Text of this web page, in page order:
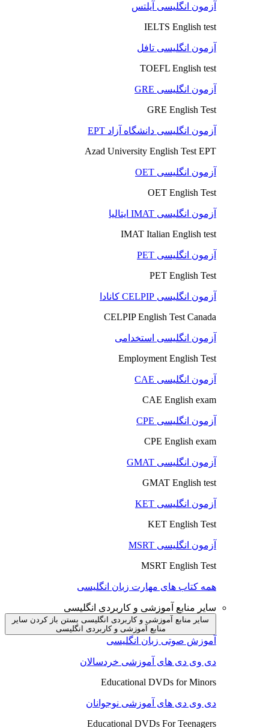
آزمون انگلیسی آیلتس
IELTS English test
آزمون انگلیسی تافل
TOEFL English test
آزمون انگلیسی GRE
GRE English Test
آزمون انگلیسی دانشگاه آزاد EPT
Azad University English Test EPT
آزمون انگلیسی OET
OET English Test
آزمون انگلیسی IMAT ایتالیا
IMAT Italian English test
آزمون انگلیسی PET
PET English Test
آزمون انگلیسی CELPIP کانادا
CELPIP English Test Canada
آزمون انگلیسی استخدامی
Employment English Test
آزمون انگلیسی CAE
CAE English exam
آزمون انگلیسی CPE
CPE English exam
آزمون انگلیسی GMAT
GMAT English test
آزمون انگلیسی KET
KET English Test
آزمون انگلیسی MSRT
MSRT English Test
همه کتاب های مهارت زبان انگلیسی
سایر منابع آموزشی و کاربردی انگلیسی
سایر منابع آموزشی و کاربردی انگلیسی بستن باز کردن سایر
منابع آموزشی و کاربردی انگلیسی
آموزش صوتی زبان انگلیسی
دی وی دی های آموزشی خردسالان
Educational DVDs for Minors
دی وی دی های آموزشی نوجوانان
Educational DVDs For Teenagers